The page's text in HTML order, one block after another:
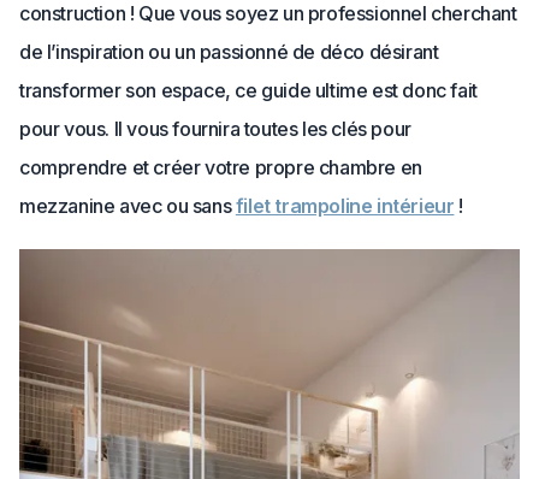
construction ! Que vous soyez un professionnel cherchant
de l’inspiration ou un passionné de déco désirant
transformer son espace, ce guide ultime est donc fait
pour vous. Il vous fournira toutes les clés pour
comprendre et créer votre propre chambre en
mezzanine avec ou sansfilet trampoline intérieur !